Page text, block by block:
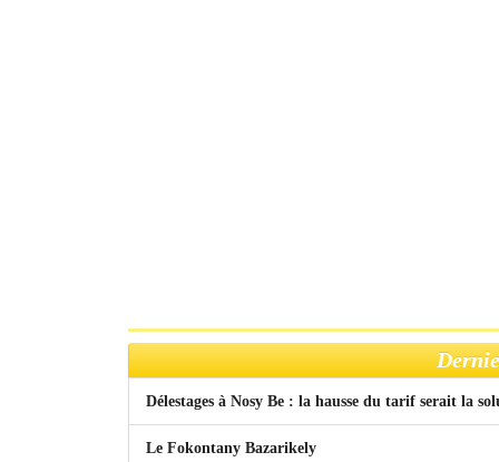
Délestages à Nosy Be : la hausse du tarif serait la
Le Fokontany Bazarikely